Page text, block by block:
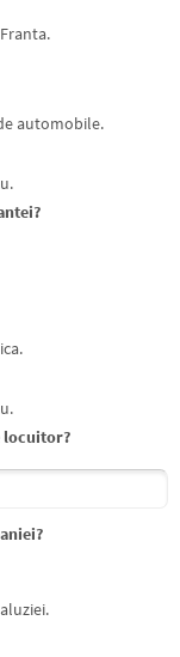
automobile.
locuitor?